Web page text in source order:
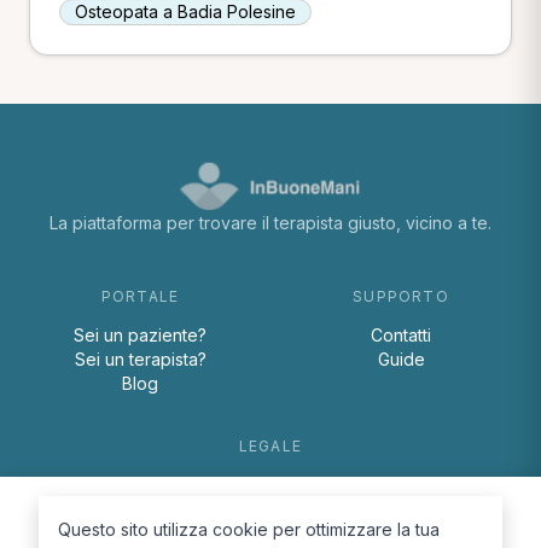
Osteopata a Badia Polesine
La piattaforma per trovare il terapista giusto, vicino a te.
PORTALE
Sei un paziente?
Sei un terapista?
Blog
SUPPORTO
Contatti
Guide
LEGALE
Cookie Policy
Questo sito utilizza cookie per ottimizzare la tua